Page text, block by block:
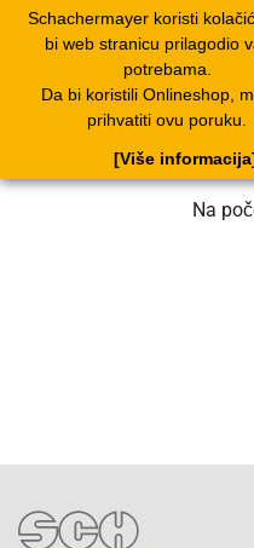
Schachermayer koristi
bi web stranicu prilagodio
potrebama.
Da bi koristili Onlineshop,
prihvatiti ovu poruku.
[Više
Nažalost, došlo
radi na rješenju.
Na